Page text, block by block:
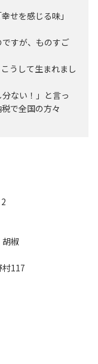
せを感じる味」
すが、ものすご
うして生まれまし
ない！」と言っ
で全国の方々
椒
117